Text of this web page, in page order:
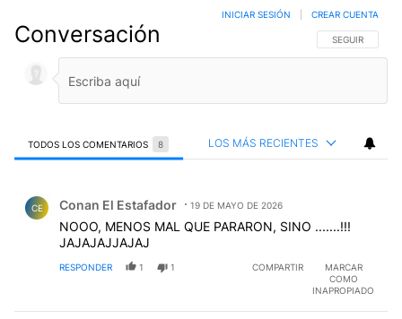
Conversación SIGA ESTA
SEGUIR
INICIAR SESIÓN CREAR CUENTA
TODOS LOS COMENTARIOS 8 LOS MÁS RECIENTES
CE Conan El Estafador 19 DE MAYO DE 2026
NOOO, MENOS MAL QUE PARARON, SINO .......!!!
JAJAJAJJAJAJ
RESPONDER 1 1 COMPARTIR
MARCAR
COMO
INAPROPIADO